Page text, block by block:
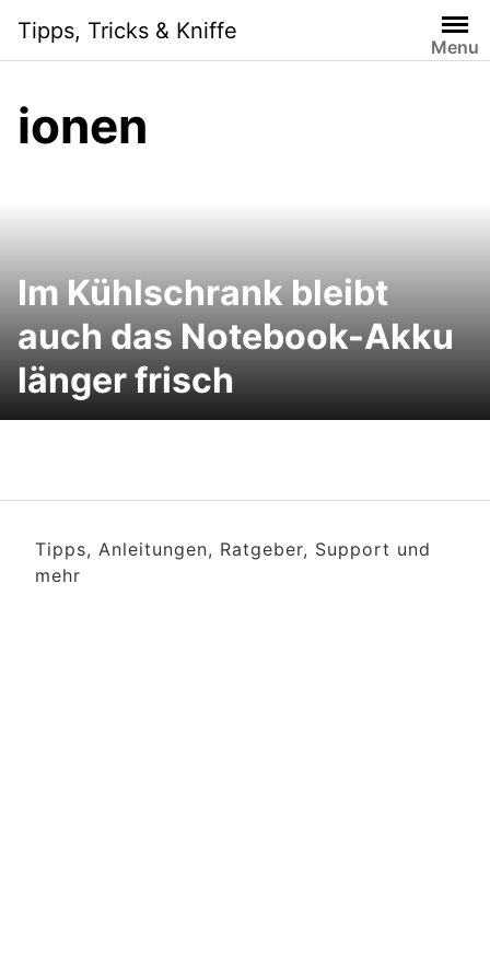
content
Tipps, Tricks & Kniffe
Menu
ionen
Im Kühlschrank bleibt
auch das Notebook-Akku
länger frisch
Tipps, Anleitungen, Ratgeber, Support und
mehr